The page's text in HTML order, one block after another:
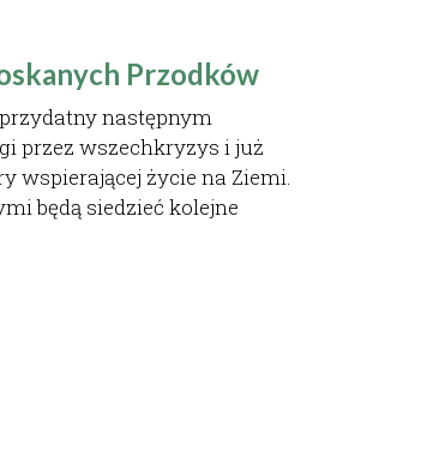
Przodków
następnym
przez wszechkryzys i już
wspierającej życie na Ziemi.
będą siedzieć kolejne